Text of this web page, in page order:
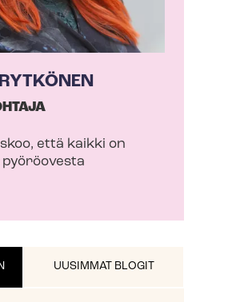
että kaikki on
pyöröovesta
UUSIMMAT BLOGIT